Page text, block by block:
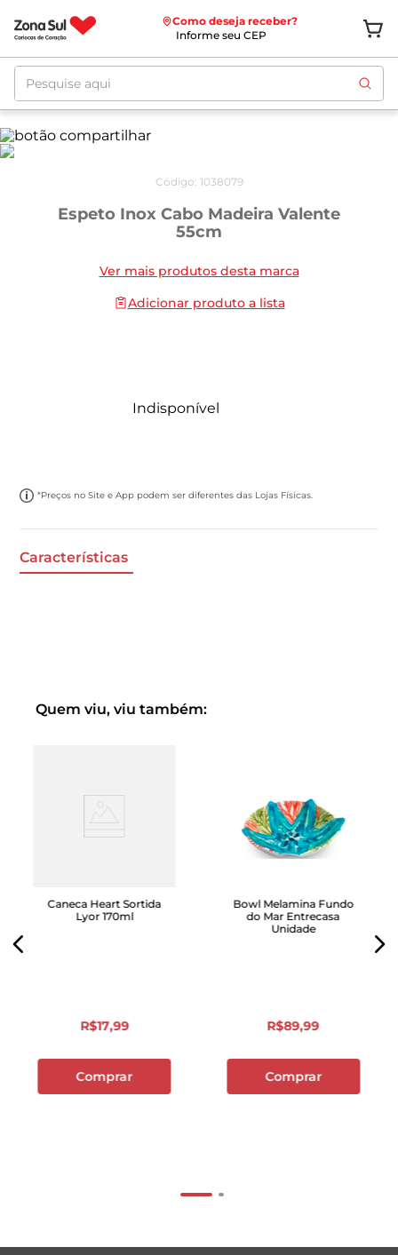
Como deseja receber?
Informe seu CEP
Pesquise aqui
Código: 1038079
Espeto Inox Cabo Madeira Valente
55cm
Ver mais produtos desta marca
Adicionar produto a lista
Indisponível
*Preços no Site e App podem ser diferentes das Lojas Físicas.
Características
Quem viu, viu também:
Caneca Heart Sortida
Lyor 170ml
R$17,99
Comprar
Bowl Melamina Fundo
do Mar Entrecasa
Unidade
R$89,99
Comprar